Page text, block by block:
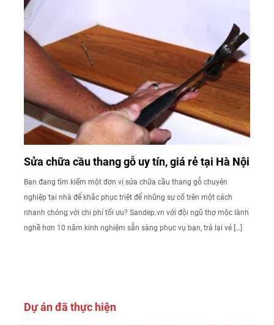
Sửa chữa cầu thang gỗ uy tín, giá rẻ tại Hà Nội
Bạn đang tìm kiếm một đơn vị sửa chữa cầu thang gỗ chuyên
nghiệp tại nhà để khắc phục triệt để những sự cố trên một cách
nhanh chóng với chi phí tối ưu? Sandep.vn với đội ngũ thợ mộc lành
nghề hơn 10 năm kinh nghiệm sẵn sàng phục vụ bạn, trả lại vẻ […]
Dự án đã thực hiện